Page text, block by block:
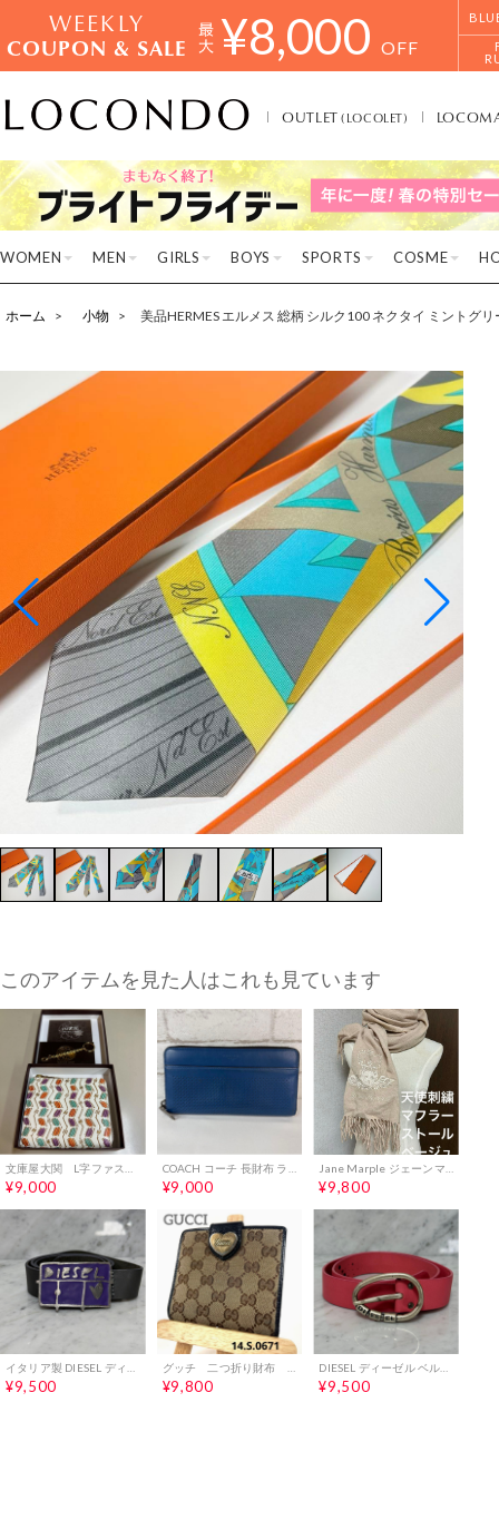
WEEKLY
COUPON & SALE ¥8,000 OFF
OUTLET(LOCOLET)
WOMEN MEN GIRLS BOYS SPORTS COSME
ホーム 小物 美品HERMES エルメス 総柄 シルク100 ネクタイ ミントグ
このアイテムを見た人はこれも見ています
¥9,000 ¥9,000 ¥9,800
¥9,500 ¥9,800 ¥9,500